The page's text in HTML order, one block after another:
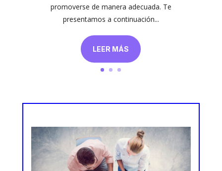
promoverse de manera adecuada. Te
presentamos a continuación...
LEER MÁS